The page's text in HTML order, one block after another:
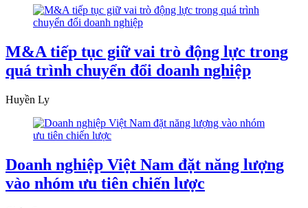
M&A tiếp tục giữ vai trò động lực trong
quá trình chuyển đổi doanh nghiệp
Huyền Ly
Doanh nghiệp Việt Nam đặt năng lượng
vào nhóm ưu tiên chiến lược